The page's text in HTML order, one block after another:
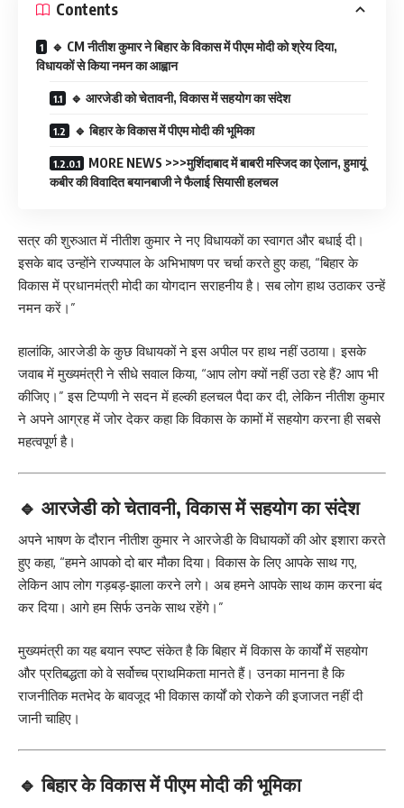
Contents
🔹 CM नीतीश कुमार ने बिहार के विकास में पीएम मोदी को श्रेय दिया,
विधायकों से किया नमन का आह्वान
🔹 आरजेडी को चेतावनी, विकास में सहयोग का संदेश
🔹 बिहार के विकास में पीएम मोदी की भूमिका
MORE NEWS >>>मुर्शिदाबाद में बाबरी मस्जिद का ऐलान, हुमायूं
कबीर की विवादित बयानबाजी ने फैलाई सियासी हलचल
सत्र की शुरुआत में नीतीश कुमार ने नए विधायकों का स्वागत और बधाई दी।
इसके बाद उन्होंने राज्यपाल के अभिभाषण पर चर्चा करते हुए कहा, “बिहार के
विकास में प्रधानमंत्री मोदी का योगदान सराहनीय है। सब लोग हाथ उठाकर उन्हें
नमन करें।”
हालांकि, आरजेडी के कुछ विधायकों ने इस अपील पर हाथ नहीं उठाया। इसके
जवाब में मुख्यमंत्री ने सीधे सवाल किया, “आप लोग क्यों नहीं उठा रहे हैं? आप भी
कीजिए।” इस टिप्पणी ने सदन में हल्की हलचल पैदा कर दी, लेकिन नीतीश कुमार
ने अपने आग्रह में जोर देकर कहा कि विकास के कामों में सहयोग करना ही सबसे
महत्वपूर्ण है।
🔹 आरजेडी को चेतावनी, विकास में सहयोग का संदेश
अपने भाषण के दौरान नीतीश कुमार ने आरजेडी के विधायकों की ओर इशारा करते
हुए कहा, “हमने आपको दो बार मौका दिया। विकास के लिए आपके साथ गए,
लेकिन आप लोग गड़बड़‑झाला करने लगे। अब हमने आपके साथ काम करना बंद
कर दिया। आगे हम सिर्फ उनके साथ रहेंगे।”
मुख्यमंत्री का यह बयान स्पष्ट संकेत है कि बिहार में विकास के कार्यों में सहयोग
और प्रतिबद्धता को वे सर्वोच्च प्राथमिकता मानते हैं। उनका मानना है कि
राजनीतिक मतभेद के बावजूद भी विकास कार्यों को रोकने की इजाजत नहीं दी
जानी चाहिए।
🔹बिहार के विकास में पीएम मोदी की भूमिका